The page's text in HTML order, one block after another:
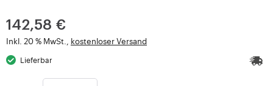
142,58 €
Inkl. 20 % MwSt., kostenloser Versand
Lieferbar